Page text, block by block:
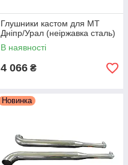
Глушники кастом для МТ
Дніпр/Урал (неіржавка сталь)
В наявності
4 066 ₴
Новинка